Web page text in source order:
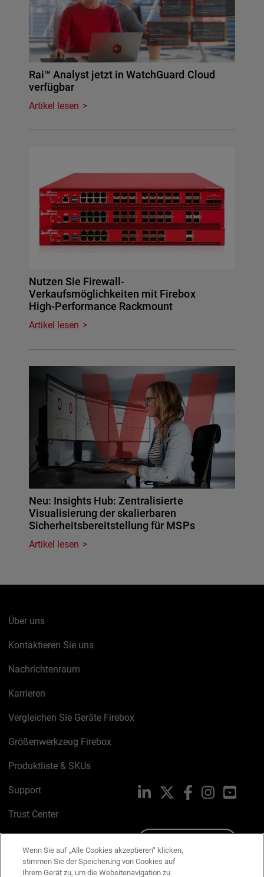
Rai™ Analyst jetzt in WatchGuard Cloud
verfügbar
Artikel lesen
Nutzen Sie Firewall-
Verkaufsmöglichkeiten mit Firebox
High-Performance Rackmount
Artikel lesen
Neu: Insights Hub: Zentralisierte
Visualisierung der skalierbaren
Sicherheitsbereitstellung für MSPs
Artikel lesen
Über uns
Kontaktieren Sie uns
Nachrichtenraum
Karrieren
Vergleichen Sie Geräte Firebox
Größenwerkzeug Firebox
Produktliste & SKUs
Support
Trust Center
Cookie-Richtlinie
LinkedIn FacebookInstagram
Wenn Sie auf „Alle Cookies akzeptieren“ klicken,
stimmen Sie der Speicherung von Cookies auf
Ihrem Gerät zu, um die Websitenavigation zu